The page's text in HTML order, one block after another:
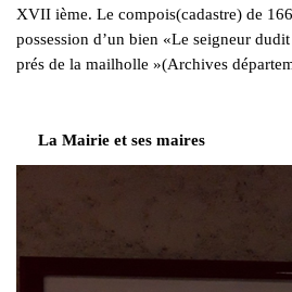
XVII ième. Le compois(cadastre) de
possession d’un bien «Le seigneur
prés de la mailholle »(Archives
La Mairie et ses maires